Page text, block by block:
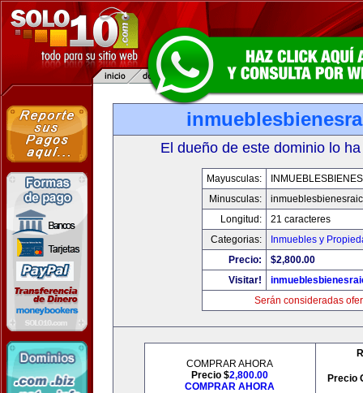
El dueño de este dominio lo
Mayusculas:
Minusculas:
Longitud:
21 caracteres
Categorias:
Inmuebles y
Precio:
$2,800.00
Visitar!
Serán consideradas
COMPRAR AHORA
Precio $2,800.00
COMPRAR AHORA
Precio